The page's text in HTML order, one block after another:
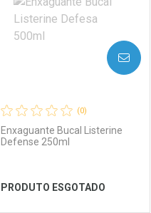
Ver Desconto Convênio
(0)
Enxaguante Bucal Listerine
Defense 250ml
PRODUTO ESGOTADO
AVISE-ME